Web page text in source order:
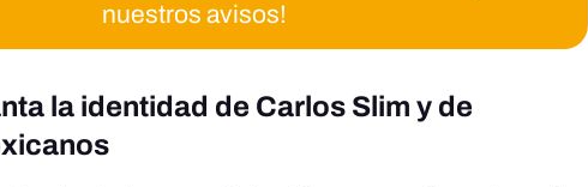
nuestros avisos!
la identidad de Carlos Slim y de